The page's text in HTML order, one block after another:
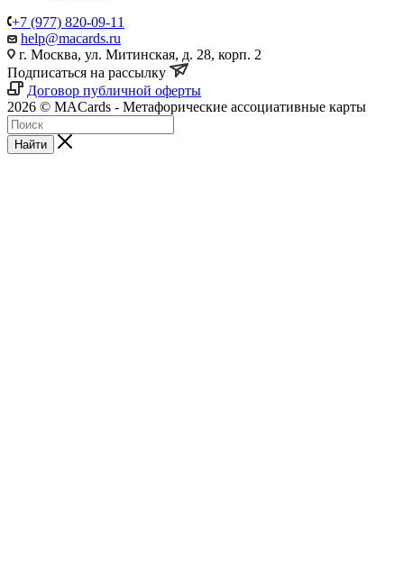
+7 (977) 820-09-11
help@macards.ru
г. Москва, ул. Митинская, д. 28, корп. 2
Подписаться на рассылку
Договор публичной оферты
2026 © MACards - Метафорические ассоциативные карты
Найти